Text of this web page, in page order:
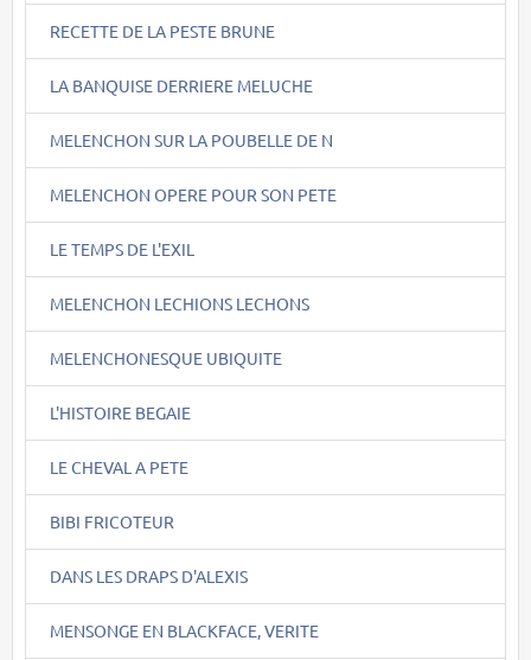
RECETTE DE LA PESTE BRUNE
LA BANQUISE DERRIERE MELUCHE
MELENCHON SUR LA POUBELLE DE N
MELENCHON OPERE POUR SON PETE
LE TEMPS DE L'EXIL
MELENCHON LECHIONS LECHONS
MELENCHONESQUE UBIQUITE
L'HISTOIRE BEGAIE
LE CHEVAL A PETE
BIBI FRICOTEUR
DANS LES DRAPS D'ALEXIS
MENSONGE EN BLACKFACE, VERITE